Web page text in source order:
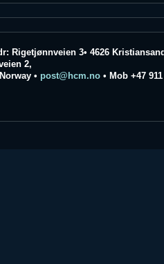
Rigetjønnveien 3• 4626
2,
• post@hcm.no• Mob +47 911